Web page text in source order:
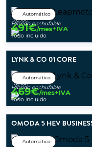
Automático
Híbrido enchufable
Desde:
491€/mes+IVA
Todo incluido
LYNK & CO 01 CORE
Automático
Híbrido enchufable
Desde:
469€/mes+IVA
Todo incluido
OMODA 5 HEV
Automático